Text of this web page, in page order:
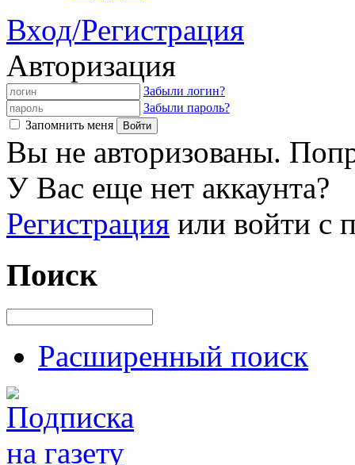
Вход/Регистрация
Авторизация
Забыли логин?
Забыли пароль?
Запомнить меня
Вы не авторизованы.
У Вас еще нет аккаунта?
Регистрация или войти с
Поиск
Расширенный поиск